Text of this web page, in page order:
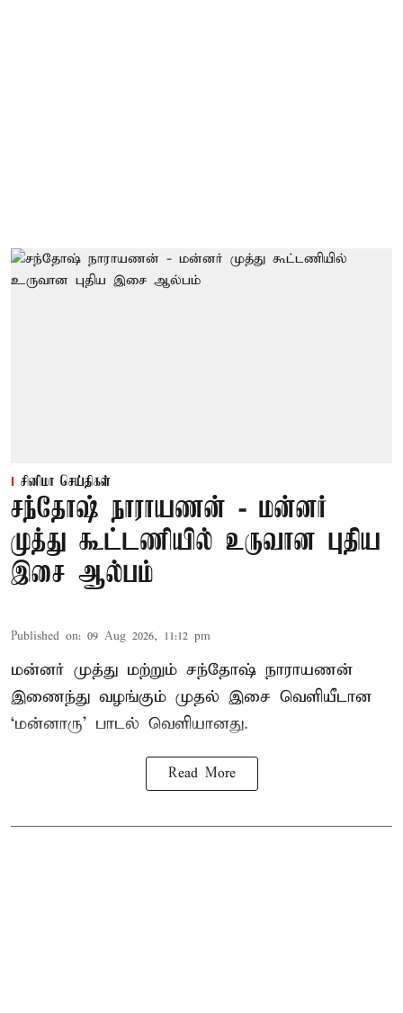
சினிமா செய்திகள்
சந்தோஷ் நாராயணன் - மன்னர்
முத்து கூட்டணியில் உருவான புதிய
இசை ஆல்பம்
Published on: 09 Aug 2026, 11:12 pm
மன்னர் முத்து மற்றும் சந்தோஷ் நாராயணன்
இணைந்து வழங்கும் முதல் இசை வெளியீடான
‘மன்னாரு’ பாடல் வெளியானது.
Read More